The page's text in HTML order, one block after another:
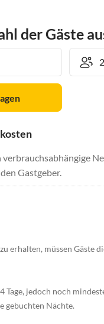
der Gäste
Gastgeber.
erhalten, müssen Gäste
jedoch noch
gebuchten Nächte.